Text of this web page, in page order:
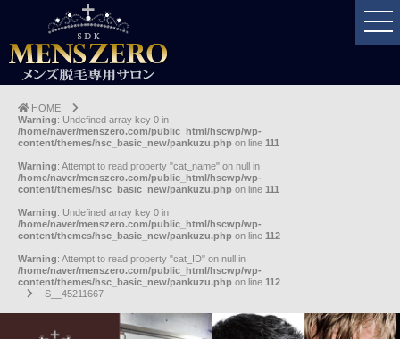
HOME
Warning: Undefined array key 0 in
/home/naver/menszero.com/public_html/hscwp/wp-
content/themes/hsc_basic_new/pankuzu.php on line 111
Warning: Attempt to read property "cat_name" on null in
/home/naver/menszero.com/public_html/hscwp/wp-
content/themes/hsc_basic_new/pankuzu.php on line 111
Warning: Undefined array key 0 in
/home/naver/menszero.com/public_html/hscwp/wp-
content/themes/hsc_basic_new/pankuzu.php on line 112
Warning: Attempt to read property "cat_ID" on null in
/home/naver/menszero.com/public_html/hscwp/wp-
content/themes/hsc_basic_new/pankuzu.php on line 112
S__45211667